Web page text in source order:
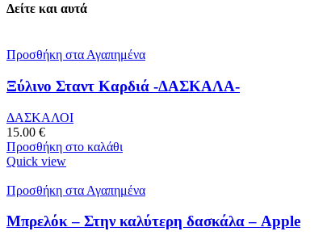
Δείτε και αυτά
Προσθήκη στα Αγαπημένα
Ξύλινο Σταντ Καρδιά -ΔΑΣΚΑΛΑ-
ΔΑΣΚΑΛΟΙ
15.00 €
Προσθήκη στο καλάθι
Quick view
Προσθήκη στα Αγαπημένα
Μπρελόκ – Στην καλύτερη δασκάλα – Apple